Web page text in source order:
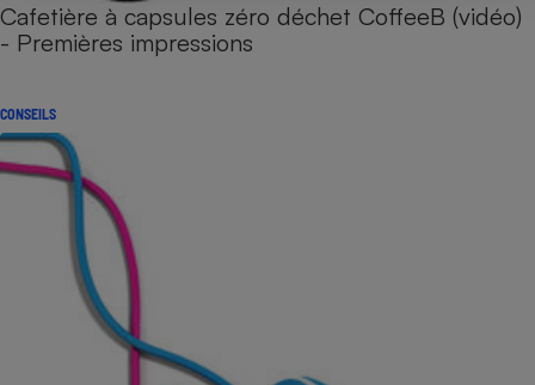
Cafetière à capsules zéro déchet CoffeeB (vidéo)
- Premières impressions
CONSEILS